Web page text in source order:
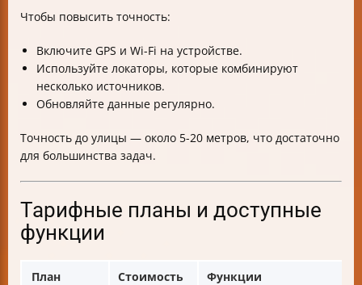
Чтобы повысить точность:
Включите GPS и Wi-Fi на устройстве.
Используйте локаторы, которые комбинируют
несколько источников.
Обновляйте данные регулярно.
Точность до улицы — около 5-20 метров, что достаточно
для большинства задач.
Тарифные планы и доступные
функции
План Стоимость Функции